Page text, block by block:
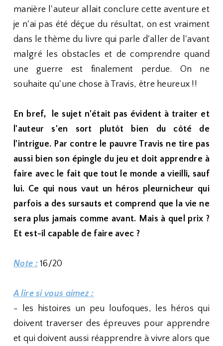
manière l'auteur allait conclure cette aventure et
je n'ai pas été déçue du résultat, on est vraiment
dans le thème du livre qui parle d'aller de l'avant
malgré les obstacles et de comprendre quand
une guerre est finalement perdue. On ne
souhaite qu'une chose à Travis, être heureux !!
En bref, le sujet n'était pas évident à traiter et
l'auteur s'en sort plutôt bien du côté de
l'intrigue. Par contre le pauvre Travis ne tire pas
aussi bien son épingle du jeu et doit apprendre à
faire avec le fait que tout le monde a vieilli, sauf
lui. Ce qui nous vaut un héros pleurnicheur qui
parfois a des sursauts et comprend que la vie ne
sera plus jamais comme avant. Mais à quel prix ?
Et est-il capable de faire avec ?
Note : 16/20
A lire si vous aimez :
- les histoires un peu loufoques, les héros qui
doivent traverser des épreuves pour apprendre
et qui doivent aussi réapprendre à vivre alors que